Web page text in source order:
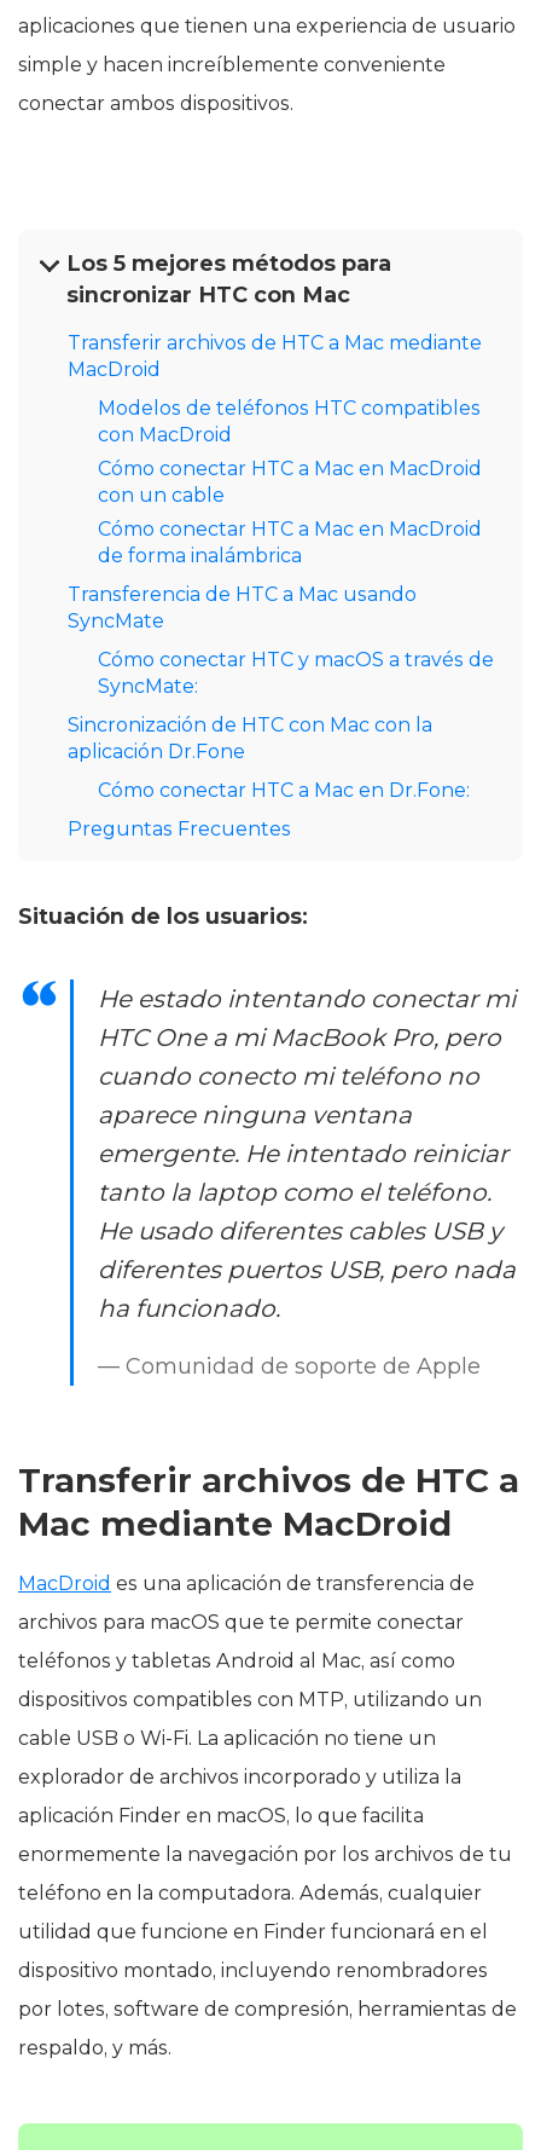
aplicaciones que tienen una experiencia de usuario
simple y hacen increíblemente conveniente
conectar ambos dispositivos.
Los 5 mejores métodos para
sincronizar HTC con Mac
Transferir archivos de HTC a Mac mediante
MacDroid
Modelos de teléfonos HTC compatibles
con MacDroid
Cómo conectar HTC a Mac en MacDroid
con un cable
Cómo conectar HTC a Mac en MacDroid
de forma inalámbrica
Transferencia de HTC a Mac usando
SyncMate
Cómo conectar HTC y macOS a través de
SyncMate:
Sincronización de HTC con Mac con la
aplicación Dr.Fone
Cómo conectar HTC a Mac en Dr.Fone:
Preguntas Frecuentes
Situación de los usuarios:
He estado intentando conectar mi
HTC One a mi MacBook Pro, pero
cuando conecto mi teléfono no
aparece ninguna ventana
emergente. He intentado reiniciar
tanto la laptop como el teléfono.
He usado diferentes cables USB y
diferentes puertos USB, pero nada
ha funcionado.
— Comunidad de soporte de Apple
Transferir archivos de HTC a
Mac mediante MacDroid
MacDroid es una aplicación de transferencia de
archivos para macOS que te permite conectar
teléfonos y tabletas Android al Mac, así como
dispositivos compatibles con MTP, utilizando un
cable USB o Wi-Fi. La aplicación no tiene un
explorador de archivos incorporado y utiliza la
aplicación Finder en macOS, lo que facilita
enormemente la navegación por los archivos de tu
teléfono en la computadora. Además, cualquier
utilidad que funcione en Finder funcionará en el
dispositivo montado, incluyendo renombradores
por lotes, software de compresión, herramientas de
respaldo, y más.